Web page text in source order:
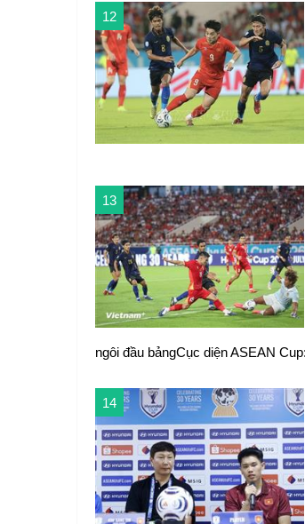
12
13
ngôi đầu bảngCục diện ASEAN
14